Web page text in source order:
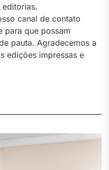
editorias.
canal de contato
para que possam
pauta. Agradecemos a
edições impressas e